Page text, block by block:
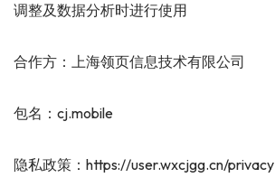
调整及数据分析时进行使用
合作方：上海领页信息技术有限公司
包名：cj.mobile
隐私政策：https://user.wxcjgg.cn/privacy